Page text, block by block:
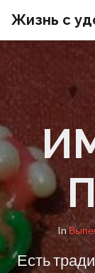
Жизнь с
In
Есть